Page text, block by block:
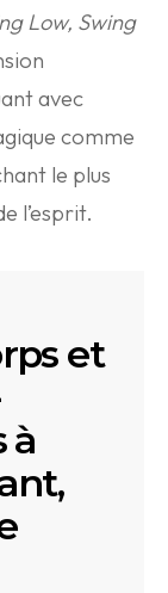
Low, Swing
avec
comme
le plus
l’esprit.
et
à